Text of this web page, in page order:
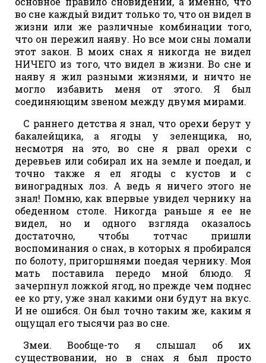
во сне каждый видит только то, что он видел в
жизни или же различные комбинации того,
что он пережил наяву. Но все мои сны ломали
этот закон. В моих снах я никогда не видел
НИЧЕГО из того, что видел в жизни. Во сне и
наяву я жил разными жизнями, и ничто не
могло избавить меня от этого. Я был
соединяющим звеном между двумя мирами.
С раннего детства я знал, что орехи берут у
бакалейщика, а ягоды у зеленщика, но,
несмотря на это, во сне я рвал орехи с
деревьев или собирал их на земле и поедал, и
точно также я ел ягоды с кустов и с
виноградных лоз. А ведь я ничего этого не
знал! Помню, как впервые увидел чернику на
обеденном столе. Никогда раньше я ее не
видел, но и одного взгляда оказалось
достаточно, чтобы тотчас пришли
воспоминания о снах, в которых я пробирался
по болоту, пригоршнями поедая чернику. Моя
мать поставила передо мной блюдо. Я
зачерпнул ложкой ягод, но прежде чем поднес
ее ко рту, уже знал какими они будут на вкус.
И не ошибся. Он был точно таким же, каким я
ощущал его тысячи раз во сне.
Змеи. Вообще-то я слышал об их
существовании, но в снах я был просто